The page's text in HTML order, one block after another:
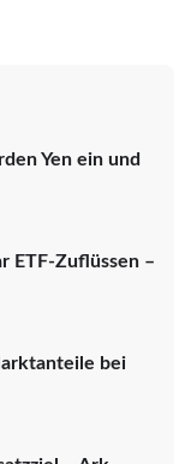
Yen ein und
ETF-Zuflüssen –
bei